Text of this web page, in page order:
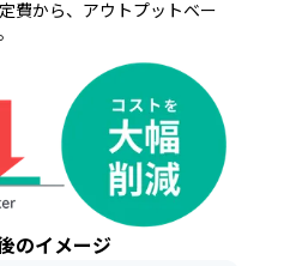
費から、アウトプットベー
のイメージ